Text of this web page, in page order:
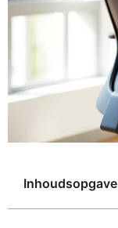
Inhoudsopgave